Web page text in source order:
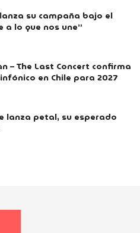
su campaña bajo el
a lo que nos une”
– The Last Concert confirma
en Chile para 2027
lanza petal, su esperado